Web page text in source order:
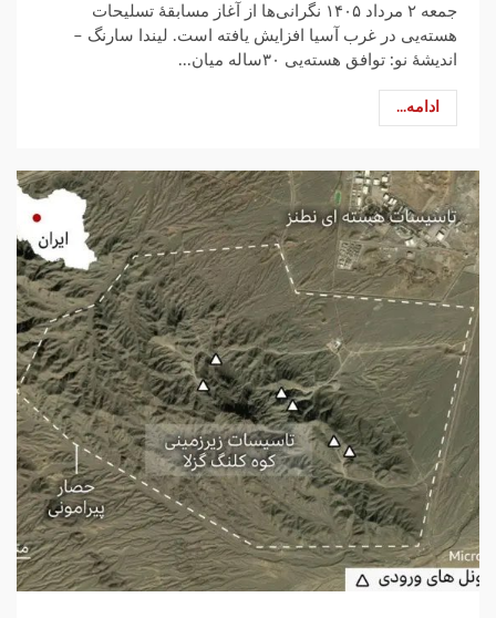
جمعه ۲ مرداد ۱۴۰۵ نگرانی‌ها از آغاز مسابقهٔ تسلیحات
هسته‌یی در غرب آسیا افزایش یافته است. لیندا سارنگ –
اندیشهٔ نو: توافق هسته‌یی ۳۰ساله میان...
ادامه...